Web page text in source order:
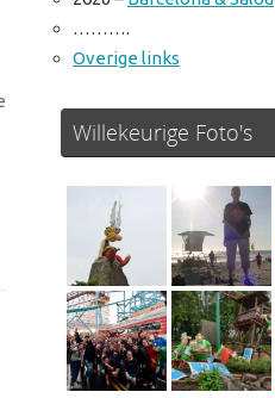
……….
Overige links
Willekeurige Foto's